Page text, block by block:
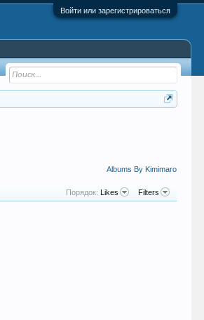
Войти или зарегистрироваться
Albums By Kimimaro
Порядок: Likes Filters